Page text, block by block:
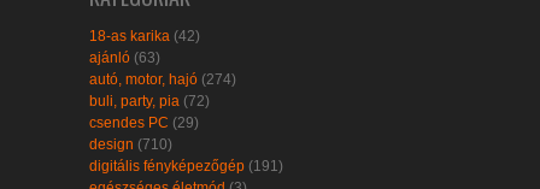
18-as karika (42)
ajánló (63)
autó, motor, hajó (274)
buli, party, pia (72)
csendes PC (29)
design (710)
digitális fényképezőgép (191)